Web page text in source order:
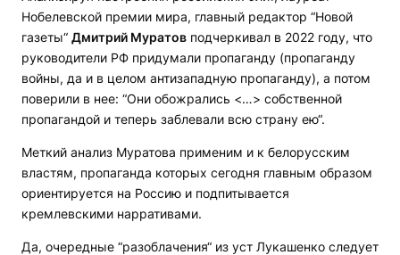
Нобелевской премии мира, главный редактор “Новой
газеты“ Дмитрий Муратов подчеркивал в 2022 году, что
руководители РФ придумали пропаганду (пропаганду
войны, да и в целом антизападную пропаганду), а потом
поверили в нее: “Они обожрались <…> собственной
пропагандой и теперь заблевали всю страну ею“.
Меткий анализ Муратова применим и к белорусским
властям, пропаганда которых сегодня главным образом
ориентируется на Россию и подпитывается
кремлевскими нарративами.
Да, очередные “разоблачения“ из уст Лукашенко следует